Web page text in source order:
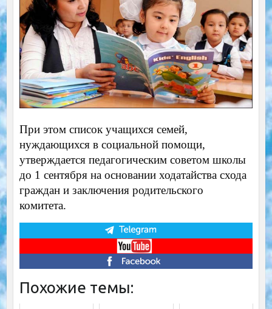
При этом список учащихся семей,
нуждающихся в социальной помощи,
утверждается педагогическим советом школы
до 1 сентября на основании ходатайства схода
граждан и заключения родительского
комитета.
Похожие темы: